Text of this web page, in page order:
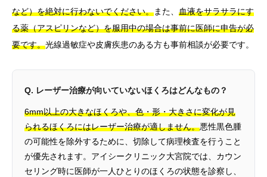
など）を絶対に行わないでください。また、 血液をサラサラにす
る薬（アスピリンなど）を服用中の場合は事前に医師に申告が必
要です。光線過敏症や皮膚疾患のある方も事前相談が必要です。
Q. レーザー治療が向いていないほくろはどんなもの？
6mm以上の大きなほくろや、色・形・大きさに変化が見
られるほくろにはレーザー治療が適しません。悪性黒色腫
の可能性を除外するために、切除して病理検査を行うこと
が優先されます。アイシークリニック大宮院では、カウン
セリング時に医師が一人ひとりのほくろの状態を診察し、